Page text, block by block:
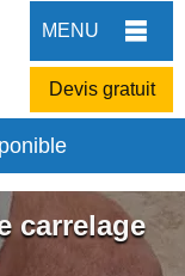
MENU
Devis gratuit
carrelage